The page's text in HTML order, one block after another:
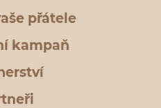
přátele
kampaň